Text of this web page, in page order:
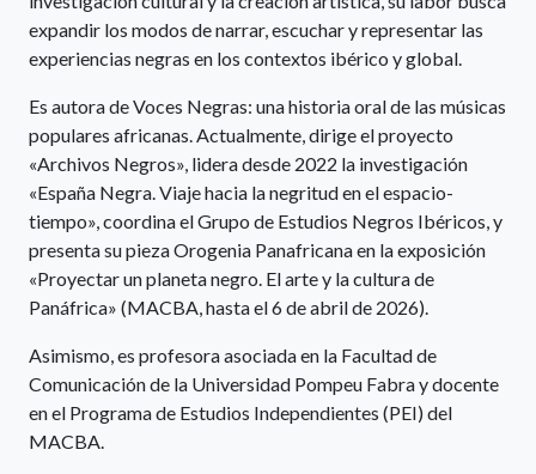
expandir los modos de narrar, escuchar y representar las
experiencias negras en los contextos ibérico y global.
Es autora de Voces Negras: una historia oral de las músicas
populares africanas. Actualmente, dirige el proyecto
«Archivos Negros», lidera desde 2022 la investigación
«España Negra. Viaje hacia la negritud en el espacio-
tiempo», coordina el Grupo de Estudios Negros Ibéricos, y
presenta su pieza Orogenia Panafricana en la exposición
«Proyectar un planeta negro. El arte y la cultura de
Panáfrica» (MACBA, hasta el 6 de abril de 2026).
Asimismo, es profesora asociada en la Facultad de
Comunicación de la Universidad Pompeu Fabra y docente
en el Programa de Estudios Independientes (PEI) del
MACBA.